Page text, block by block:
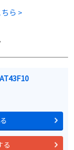
ら >
る